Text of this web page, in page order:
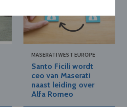
MASERATI WEST EUROPE
Santo Ficili wordt
ceo van Maserati
naast leiding over
Alfa Romeo